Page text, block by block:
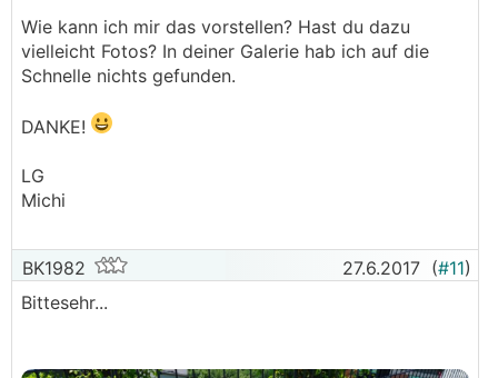
Wie kann ich mir das vorstellen? Hast du dazu
vielleicht Fotos? In deiner Galerie hab ich auf die
Schnelle nichts gefunden.
DANKE!
LG
Michi
BK1982 27.6.2017 (#11)
Bittesehr...